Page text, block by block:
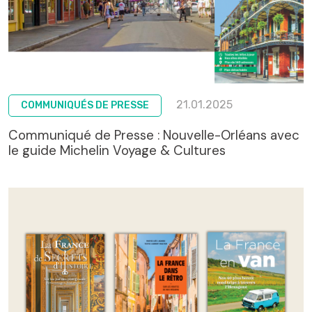
COMMUNIQUÉS DE PRESSE 21.01.2025
Communiqué de Presse : Nouvelle-Orléans avec
le guide Michelin Voyage & Cultures